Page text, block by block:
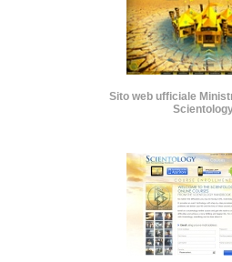
Sito web ufficiale